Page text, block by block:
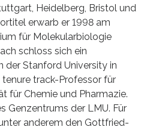
Heidelberg, Bristol und
erwarb er 1998 am
für Molekularbiologie
schloss sich ein
der Stanford University in
tenure track-Professor für
für Chemie und Pharmazie.
Genzentrums der LMU. Für
anderem den Gottfried-